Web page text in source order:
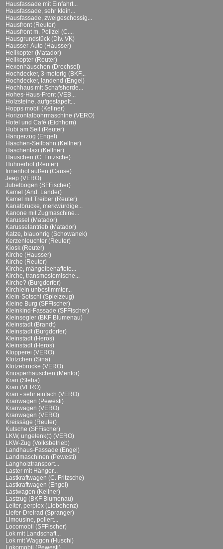
Hausfassade mit Einfahrt...
Hausfassade, sehr klein...
Hausfassade, zweigeschossig...
Hausfront (Reuter)
Hausfront m. Polizei (C....
Hausgrundstück (Div. VK)
Hausser-Auto (Hausser)
Helikopter (Matador)
Helikopter (Reuter)
Hexenhäuschen (Drechsel)
Hochdecker, 3-motorig (BKF...
Hochdecker, landend (Engel)
Hochhaus mit Schafsherde...
Hohes-Haus-Front (VEB...
Holzsteine, aufgestapelt...
Hopps mobil (Kellner)
Horizontalbohrmaschine (VERO)
Hotel und Café (Eichhorn)
Hubi am Seil (Reuter)
Hängerzug (Engel)
Häschen-Seilbahn (Kellner)
Häschentaxi (Kellner)
Häuschen (C. Fritzsche)
Hühnerhof (Reuter)
Innenhof außen (Cause)
Jeep (VERO)
Jubelbogen (SFFischer)
Kamel (And. Länder)
Kamel mit Treiber (Reuter)
Kanalbrücke, merkwürdige...
Kanone mit Zugmaschine...
Karussel (Matador)
Karusselantrieb (Matador)
Katze, blauohrig (Schowanek)
Kerzenleuchter (Reuter)
Kiosk (Reuter)
Kirche (Hausser)
Kirche (Reuter)
Kirche, mängelbehaftete...
Kirche, transmoslemische...
Kirche? (Burgdorfer)
Kirchlein unbestimmter...
Klein-Sotschi (Spielzeug)
Kleine Burg (SFFischer)
Kleinkind-Fassade (SFFischer)
Kleinsegler (BKF Blumenau)
Kleinstadt (Brandt)
Kleinstadt (Burgdorfer)
Kleinstadt (Heros)
Kleinstadt (Heros)
Klopperei (VERO)
Klötzchen (Sina)
Klötzebrücke (VERO)
Knusperhäuschen (Mentor)
Kran (Steba)
Kran (VERO)
Kran - sehr einfach (VERO)
Kranwagen (Pewesti)
Kranwagen (VERO)
Kranwagen (VERO)
Kreissäge (Reuter)
Kutsche (SFFischer)
LKW, ungelenk(t) (VERO)
LKW-Zug (Volksbetrieb)
Landhaus-Fassade (Engel)
Landmaschinen (Pewesti)
Langholztransport...
Laster mit Hänger...
Lastkraftwagen (C. Fritzsche)
Lastkraftwagen (Engel)
Lastwagen (Kellner)
Lastzug (BKF Blumenau)
Leiter, perplex (Liebehenz)
Liefer-Dreirad (Spranger)
Limousine, poliert...
Locomobil (SFFischer)
Lok mit Landschaft...
Lok mit Waggon (Huschi)
Lokomobil (Pewesti)